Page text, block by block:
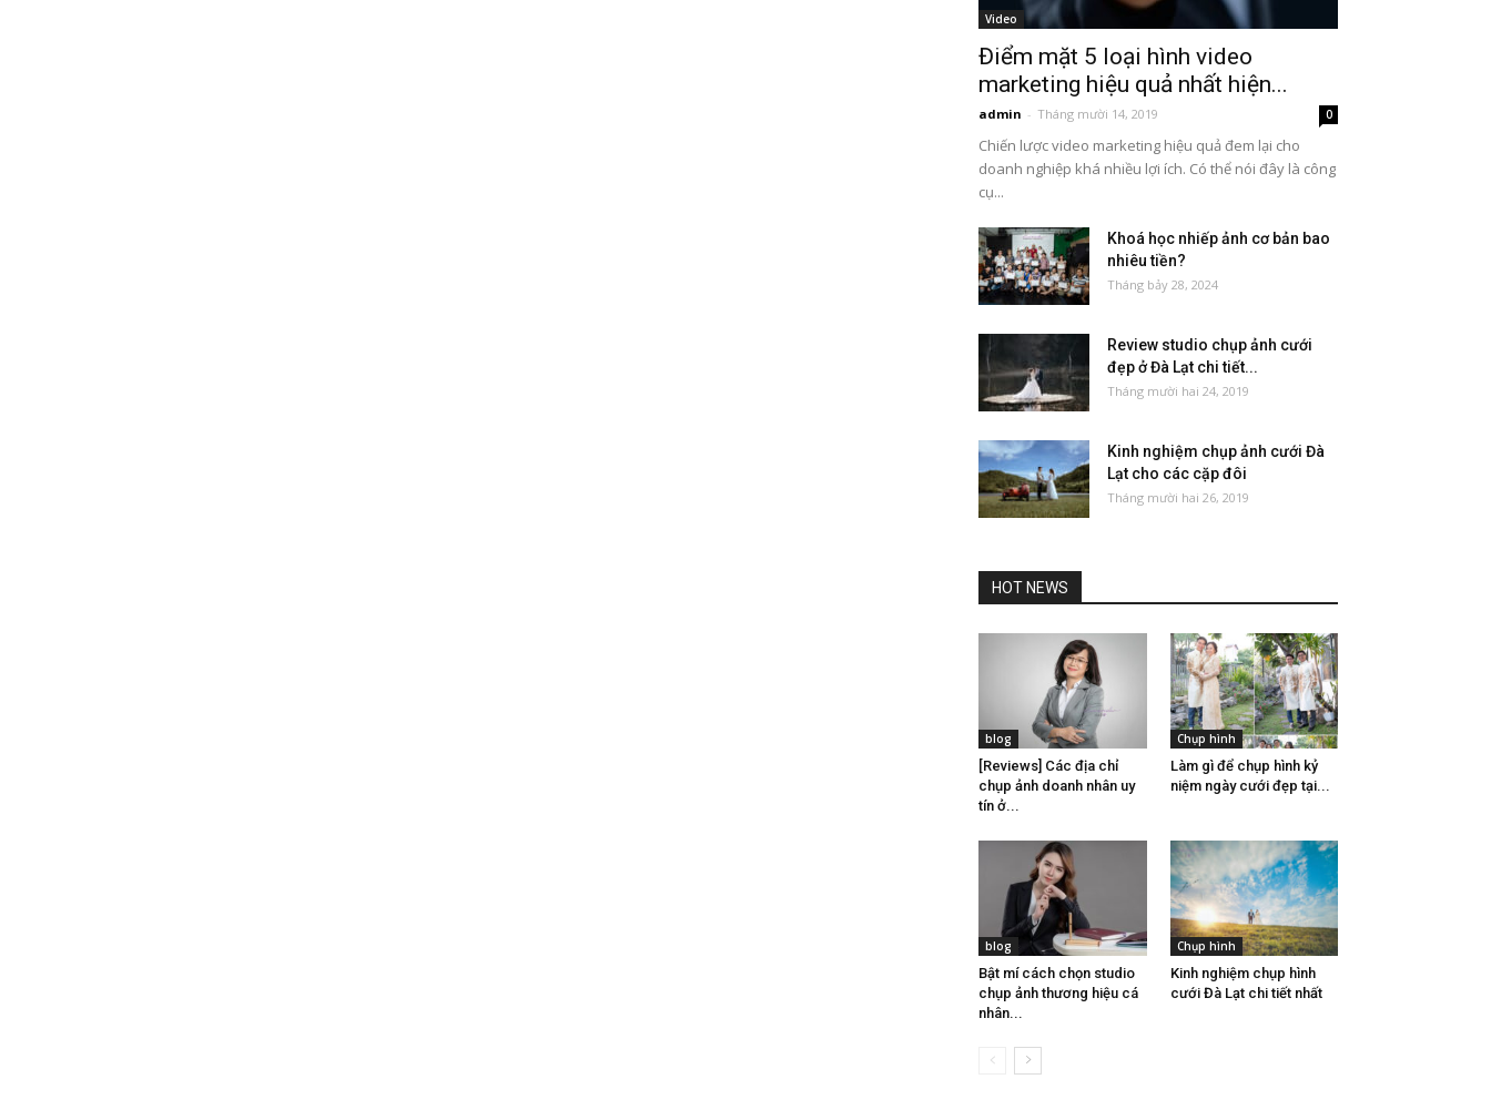
Video
Điểm mặt 5 loại hình video
marketing hiệu quả nhất hiện...
admin - Tháng mười 14, 2019 0
Chiến lược video marketing hiệu quả đem lại cho
doanh nghiệp khá nhiều lợi ích. Có thể nói đây là công
cụ...
Khoá học nhiếp ảnh cơ bản bao
nhiêu tiền?
Tháng bảy 28, 2024
Review studio chụp ảnh cưới
đẹp ở Đà Lạt chi tiết...
Tháng mười hai 24, 2019
Kinh nghiệm chụp ảnh cưới Đà
Lạt cho các cặp đôi
Tháng mười hai 26, 2019
HOT NEWS
blog
[Reviews] Các địa chỉ
chụp ảnh doanh nhân uy
tín ở...
Chụp hình
Làm gì để chụp hình kỷ
niệm ngày cưới đẹp tại...
blog
Bật mí cách chọn studio
chụp ảnh thương hiệu cá
nhân...
Chụp hình
Kinh nghiệm chụp hình
cưới Đà Lạt chi tiết nhất